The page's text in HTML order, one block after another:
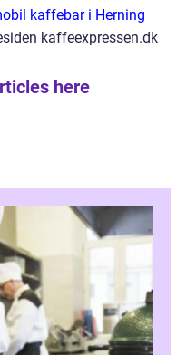
kaffebar i Herning
kaffeexpressen.dk
here